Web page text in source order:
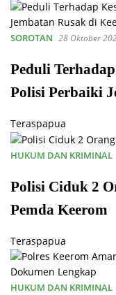
SOROTAN 28 Oktober
Peduli
Polisi Perbaiki
Teraspapua
HUKUM DAN KRIMINAL
Polisi Ciduk 2
Pemda Keerom
Teraspapua
HUKUM DAN KRIMINAL